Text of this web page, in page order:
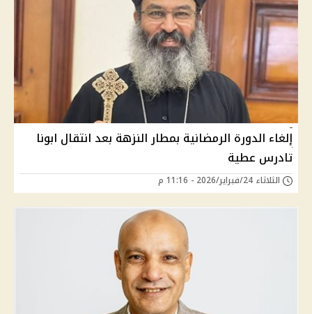
إلغاء الدورة الرمضانية بمطار النزهة بعد انتقال ابونا
تادرس عطية
الثلاثاء 24/فبراير/2026 - 11:16 م